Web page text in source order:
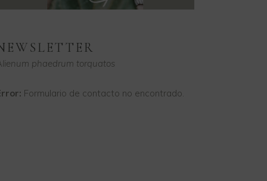
phaedrum torquatos
Formulario de contacto no encontrado.